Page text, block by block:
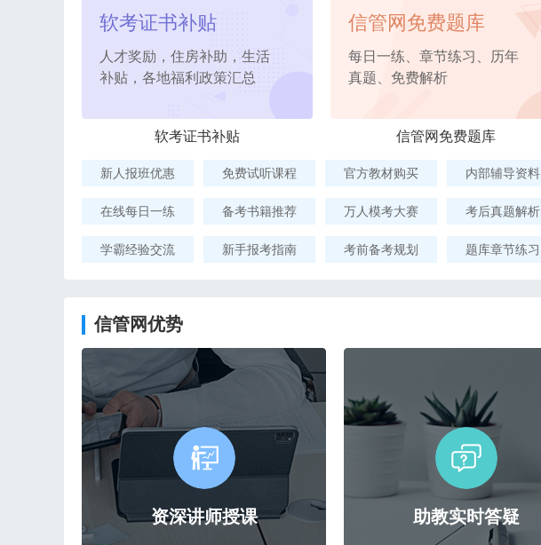
软考证书补贴
人才奖励，住房补助，生活
补贴，各地福利政策汇总
软考证书补贴
信管网免费题库
每日一练、章节练习、历年
真题、免费解析
信管网免费题库
新人报班优惠 免费试听课程 官方教材购买 内部辅导资料
在线每日一练 备考书籍推荐 万人模考大赛 考后真题解析
学霸经验交流 新手报考指南 考前备考规划 题库章节练习
信管网优势
资深讲师授课 助教实时答疑